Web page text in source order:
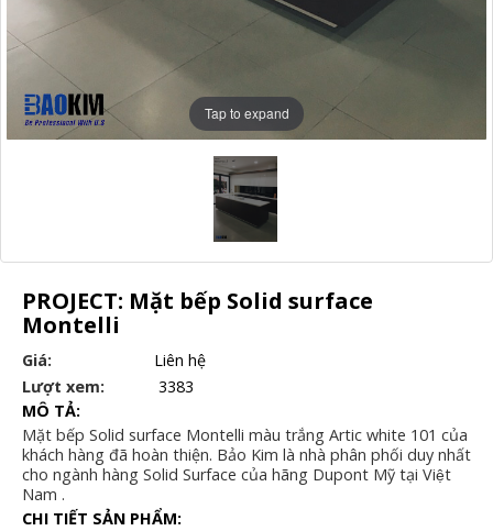
Tap to expand
PROJECT: Mặt bếp Solid surface
Montelli
Giá:
Liên hệ
Lượt xem:
3383
MÔ TẢ:
Mặt bếp Solid surface Montelli màu trắng Artic white 101 của
khách hàng đã hoàn thiện. Bảo Kim là nhà phân phối duy nhất
cho ngành hàng Solid Surface của hãng Dupont Mỹ tại Việt
Nam .
CHI TIẾT SẢN PHẨM: